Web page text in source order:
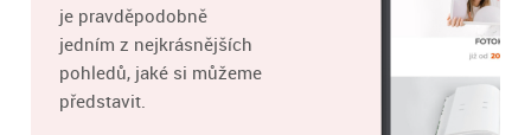
je pravděpodobně
jedním z nejkrásnějších
pohledů, jaké si můžeme
představit.